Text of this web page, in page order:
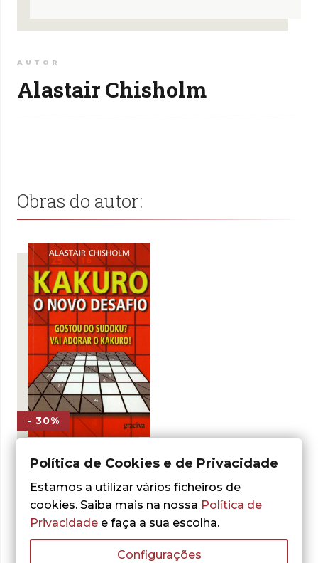
AUTOR
Alastair Chisholm
Obras do autor:
- 30%
Alastair Chisholm
Kakuro: O Novo
Desafio
2,50
preço
original
1,75€ O
preço
atual
Política de Cookies e de Privacidade
Estamos a utilizar vários ficheiros de
cookies. Saiba mais na nossa Política de
Privacidade e faça a sua escolha.
Configurações